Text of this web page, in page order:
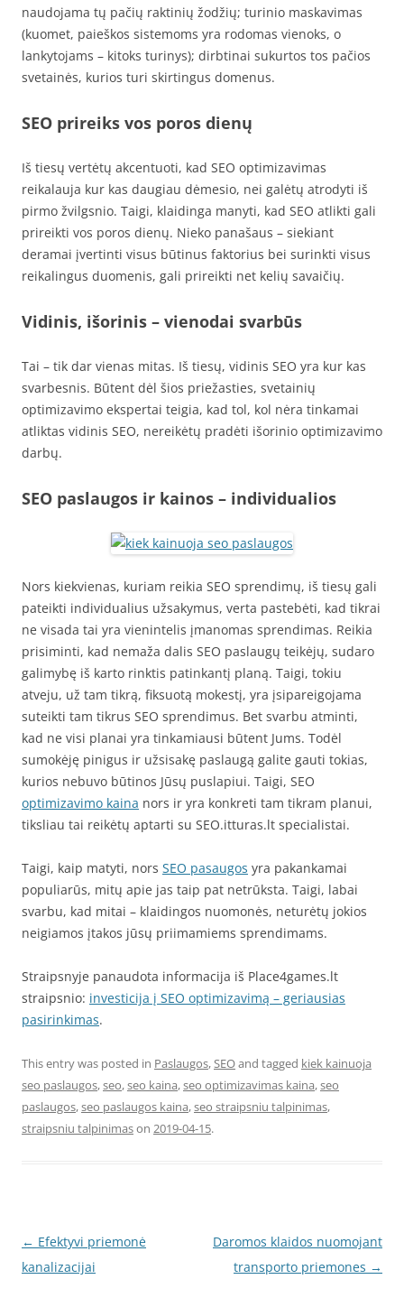
naudojama tų pačių raktinių žodžių; turinio maskavimas
(kuomet, paieškos sistemoms yra rodomas vienoks, o
lankytojams – kitoks turinys); dirbtinai sukurtos tos pačios
svetainės, kurios turi skirtingus domenus.
SEO prireiks vos poros dienų
Iš tiesų vertėtų akcentuoti, kad SEO optimizavimas
reikalauja kur kas daugiau dėmesio, nei galėtų atrodyti iš
pirmo žvilgsnio. Taigi, klaidinga manyti, kad SEO atlikti gali
prireikti vos poros dienų. Nieko panašaus – siekiant
deramai įvertinti visus būtinus faktorius bei surinkti visus
reikalingus duomenis, gali prireikti net kelių savaičių.
Vidinis, išorinis – vienodai svarbūs
Tai – tik dar vienas mitas. Iš tiesų, vidinis SEO yra kur kas
svarbesnis. Būtent dėl šios priežasties, svetainių
optimizavimo ekspertai teigia, kad tol, kol nėra tinkamai
atliktas vidinis SEO, nereikėtų pradėti išorinio optimizavimo
darbų.
SEO paslaugos ir kainos – individualios
Nors kiekvienas, kuriam reikia SEO sprendimų, iš tiesų gali
pateikti individualius užsakymus, verta pastebėti, kad tikrai
ne visada tai yra vienintelis įmanomas sprendimas. Reikia
prisiminti, kad nemaža dalis SEO paslaugų teikėjų, sudaro
galimybę iš karto rinktis patinkantį planą. Taigi, tokiu
atveju, už tam tikrą, fiksuotą mokestį, yra įsipareigojama
suteikti tam tikrus SEO sprendimus. Bet svarbu atminti,
kad ne visi planai yra tinkamiausi būtent Jums. Todėl
sumokėję pinigus ir užsisakę paslaugą galite gauti tokias,
kurios nebuvo būtinos Jūsų puslapiui. Taigi, SEO
optimizavimo kaina nors ir yra konkreti tam tikram planui,
tiksliau tai reikėtų aptarti su SEO.itturas.lt specialistai.
Taigi, kaip matyti, nors SEO pasaugos yra pakankamai
populiarūs, mitų apie jas taip pat netrūksta. Taigi, labai
svarbu, kad mitai – klaidingos nuomonės, neturėtų jokios
neigiamos įtakos jūsų priimamiems sprendimams.
Straipsnyje panaudota informacija iš Place4games.lt
straipsnio: investicija į SEO optimizavimą – geriausias
pasirinkimas.
This entry was posted in Paslaugos,SEOand tagged kiek kainuoja
seo paslaugos,seo,seo kaina,seo optimizavimas kaina,seo
paslaugos,seo paslaugos kaina,seo straipsniu talpinimas,
straipsniu talpinimason 2019-04-15.
Post
navigation
← Efektyvi priemonė
kanalizacijai
Daromos klaidos nuomojant
transporto priemones →